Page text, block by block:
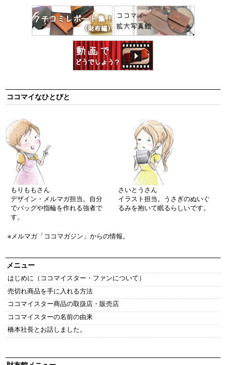
ココマイなひとびと
もりももさん
デザイン・メルマガ担当。自分
でバッグや指輪を作れる強者で
す。
さいとうさん
イラスト担当。うさぎのぬいぐ
るみを抱いて眠るらしいです。
※メルマガ「ココマガジン」からの情報。
メニュー
はじめに（ココマイスター・ファンについて）
売切れ商品を手に入れる方法
ココマイスター商品の取扱店・販売店
ココマイスターの名前の由来
橋本社長とお話しました。